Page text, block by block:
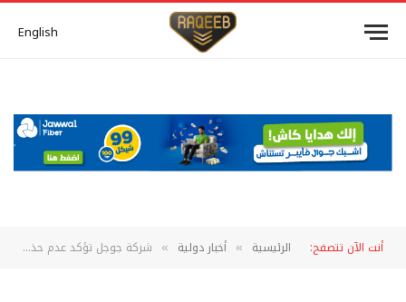
English
أنت الآن تتصفح: الرئيسية » أخبار دولية » شركة جوجل تؤكد عدم حذف “سيناء” من خرائطها